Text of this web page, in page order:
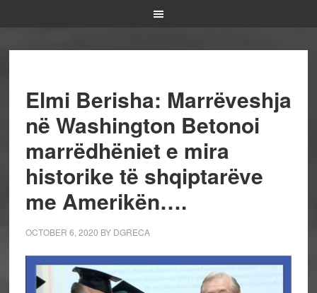
Elmi Berisha: Marrëveshja
në Washington Betonoi
marrëdhëniet e mira
historike të shqiptarëve
me Amerikën….
OCTOBER 6, 2020 BY DGRECA